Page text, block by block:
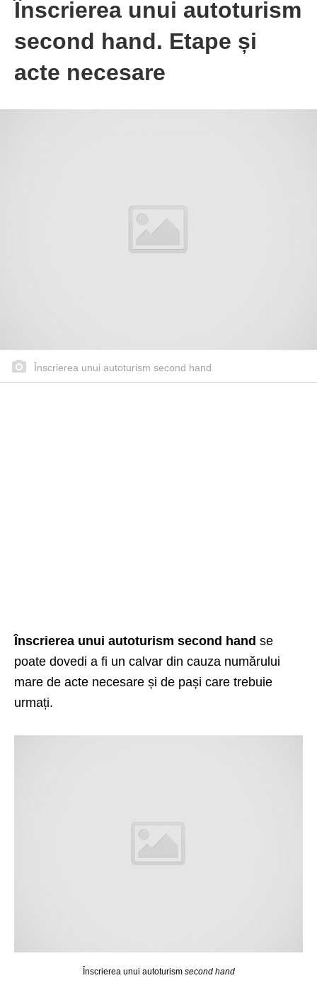
Înscrierea unui autoturism
second hand. Etape și
acte necesare
Înscrierea unui autoturism second hand
Înscrierea unui autoturism second hand se
poate dovedi a fi un calvar din cauza numărului
mare de acte necesare și de pași care trebuie
urmați.
Înscrierea unui autoturism second hand